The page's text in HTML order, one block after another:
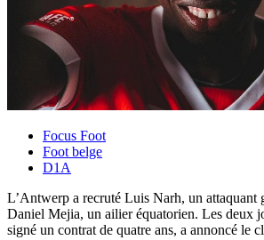
Focus Foot
Foot belge
D1A
L’Antwerp a recruté Luis Narh, un attaquant
Daniel Mejia, un ailier équatorien. Les deux
signé un contrat de quatre ans, a annoncé le